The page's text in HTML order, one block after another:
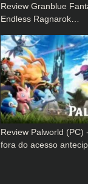
Review Granblue
Endless Ragnarok…
Review Palworld (PC)
fora do acesso